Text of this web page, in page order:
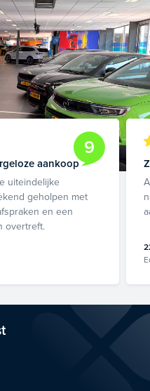
9
aankoop
uiteindelijke
geholpen met
en een
overtreft.